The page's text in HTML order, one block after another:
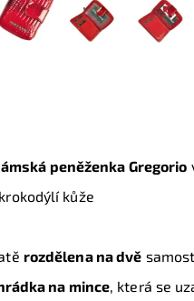
peněženka Gregorio
kůže
rozdělena na dvě
na mince, která se